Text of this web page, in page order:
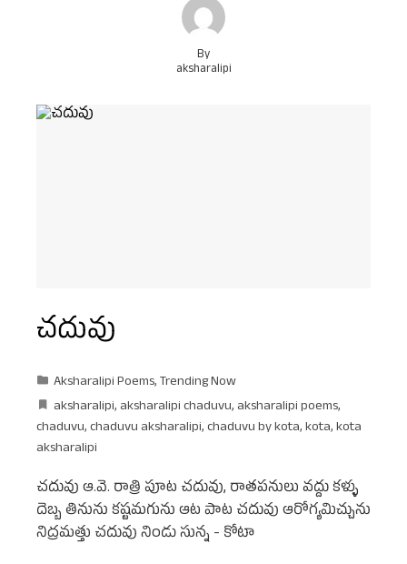
By
aksharalipi
చదువు
Aksharalipi Poems,Trending Now
aksharalipi, aksharalipi chaduvu, aksharalipi poems,
chaduvu,chaduvu aksharalipi,chaduvu by kota,kota,kota
aksharalipi
చదువు ఆ.వె. రాత్రి పూట చదువు, రాతపనులు వద్దు కళ్ళు
దెబ్బ తినును కష్టమగును ఆట పాట చదువు ఆరోగ్యమిచ్చును
నిద్రమత్తు చదువు నిండు సున్న - కోటా